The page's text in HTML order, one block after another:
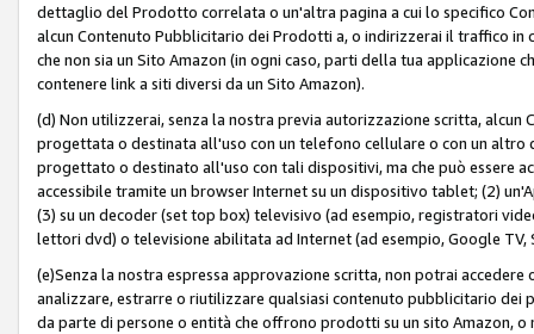
dettaglio del Prodotto correlata o un'altra pagina a cui lo specifico
alcun Contenuto Pubblicitario dei Prodotti a, o indirizzerai il traffico in
che non sia un Sito Amazon (in ogni caso, parti della tua
contenere link a siti diversi da un Sito Amazon).
(d) Non utilizzerai, senza la nostra previa autorizzazione scritta,
progettata o destinata all'uso con un telefono cellulare o con un
progettato o destinato all'uso con tali dispositivi, ma che può essere
accessibile tramite un browser Internet su un dispositivo tablet; (2)
(3) su un decoder (set top box) televisivo (ad esempio, registratori
lettori dvd) o televisione abilitata ad Internet (ad esempio, Google TV,
(e)Senza la nostra espressa approvazione scritta, non potrai
analizzare, estrarre o riutilizzare qualsiasi contenuto pubblicitario
da parte di persone o entità che offrono prodotti su un sito Amazon,